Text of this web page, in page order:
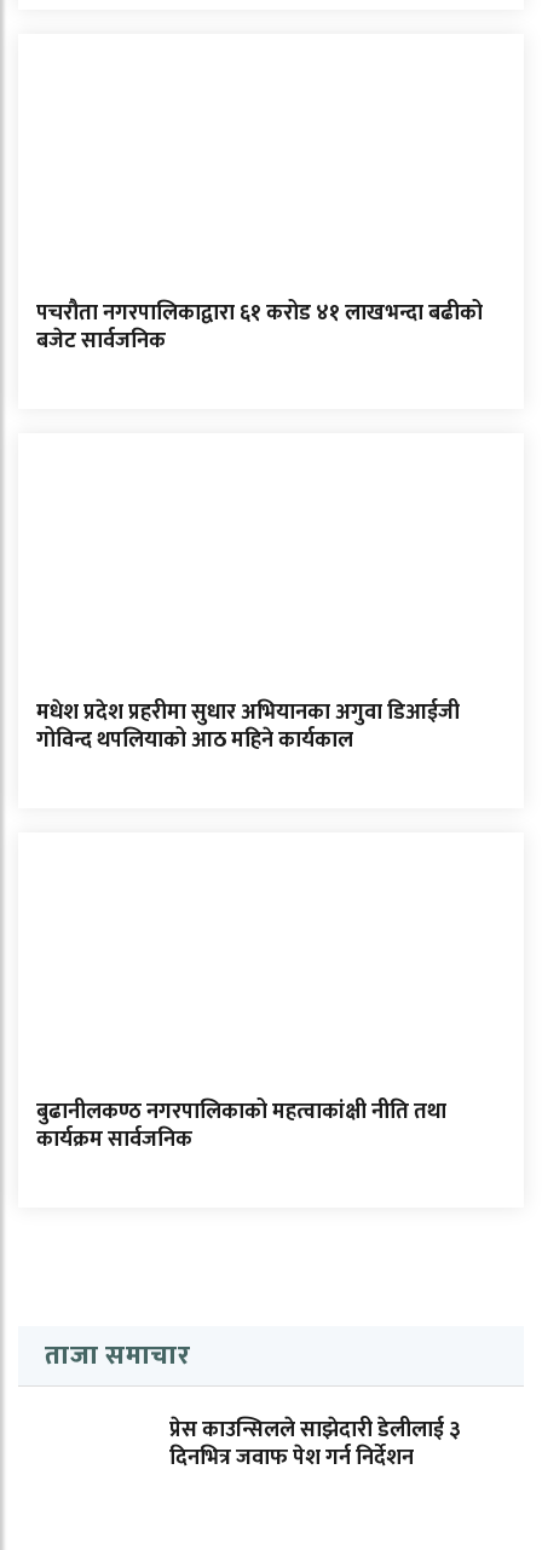
पचरौता नगरपालिकाद्वारा ६१ करोड ४१ लाखभन्दा बढीको
बजेट सार्वजनिक
मधेश प्रदेश प्रहरीमा सुधार अभियानका अगुवा डिआईजी
गोविन्द थपलियाको आठ महिने कार्यकाल
बुढानीलकण्ठ नगरपालिकाको महत्वाकांक्षी नीति तथा
कार्यक्रम सार्वजनिक
ताजा समाचार
प्रेस काउन्सिलले साझेदारी डेलीलाई ३
दिनभित्र जवाफ पेश गर्न निर्देशन